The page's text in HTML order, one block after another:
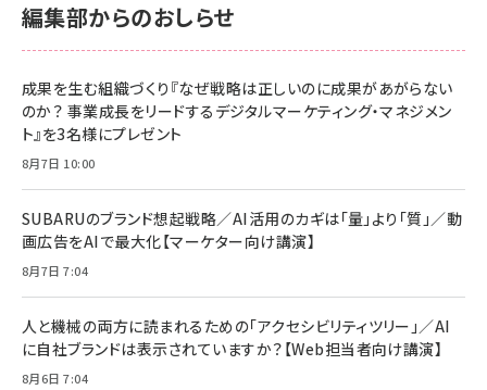
編集部からのおしらせ
成果を生む組織づくり『なぜ戦略は正しいのに成果があがらない
のか？ 事業成長をリードするデジタルマーケティング・マネジメン
ト』を3名様にプレゼント
8月7日 10:00
SUBARUのブランド想起戦略／AI活用のカギは「量」より「質」／動
画広告をAIで最大化【マーケター向け講演】
8月7日 7:04
人と機械の両方に読まれるための「アクセシビリティツリー」／AI
に自社ブランドは表示されていますか？【Web担当者向け講演】
8月6日 7:04